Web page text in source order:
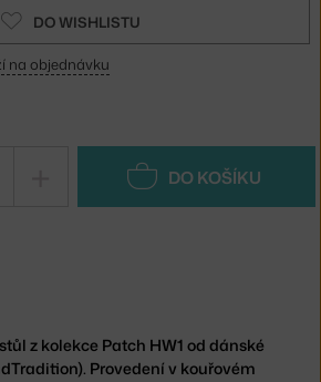
DO WISHLISTU
na objednávku
DO KOŠÍKU
z kolekce Patch HW1 od dánské
Provedení v kouřovém